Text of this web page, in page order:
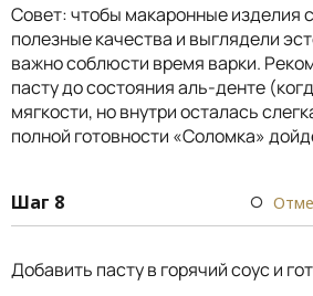
Совет: чтобы макаронные изделия
полезные качества и выглядели
важно соблюсти время варки.
пасту до состояния аль-денте
мягкости, но внутри осталась
полной готовности «Соломка»
Шаг 8
Добавить пасту в горячий соус и